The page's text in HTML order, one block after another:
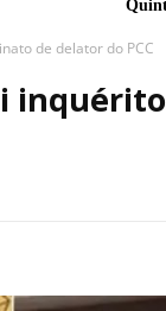
de delator do PCC